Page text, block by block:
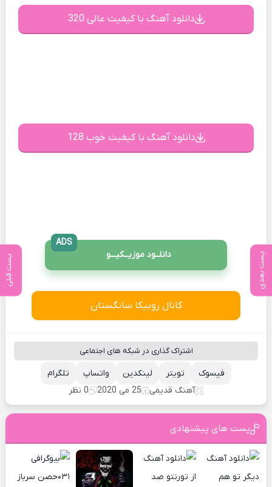
پست بعدی پست قبلی
دانلود آهنگ با کیفیت عالی 320
دانلود آهنگ با کیفیت خوب 128
دانلــود موزیــکیـــو
ADS
کانال روبیکا سانگستان
اشتراک گذاری در شبکه های اجتماعی
تلگرام واتساپ لینکدین تویتر
فیسوک
آهنگ قدیمی
25 می 2020 0 نظر
پست های پیشنهادی